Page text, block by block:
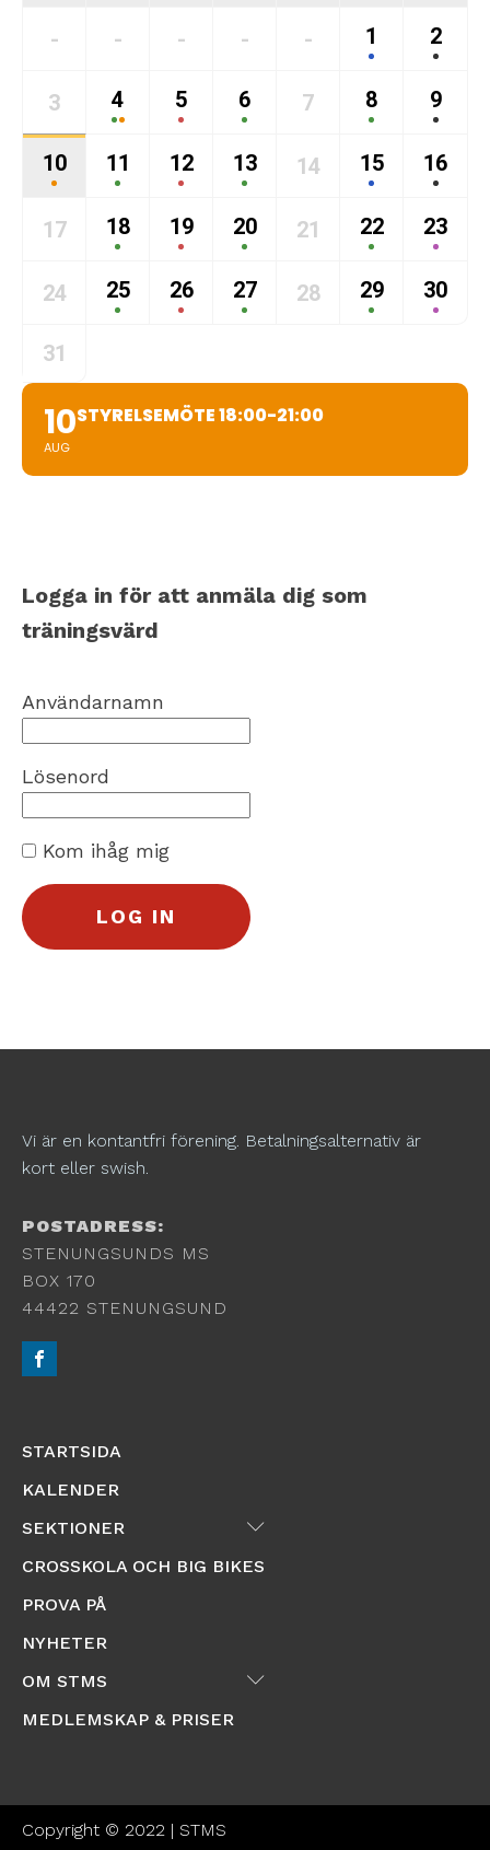
- - - - - 1 2
3 4 5 6 7 8 9
10 11 12 13 14 15 16
17 18 19 20 21 22 23
24 25 26 27 28 29 30
31
10
AUG
STYRELSEMÖTE 18:00-21:00
Logga in för att anmäla dig som
träningsvärd
Användarnamn
Lösenord
Kom ihåg mig
Vi är en kontantfri förening. Betalningsalternativ är
kort eller swish.
POSTADRESS:
STENUNGSUNDS MS
BOX 170
44422 STENUNGSUND
STARTSIDA
KALENDER
SEKTIONER
Submenu
CROSSKOLA OCH BIG BIKES
PROVA PÅ
NYHETER
OM STMS
Submenu
MEDLEMSKAP & PRISER
Copyright © 2022 | STMS